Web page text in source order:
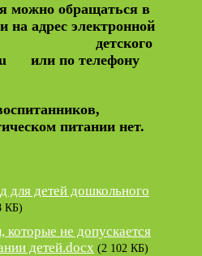
можно обращаться в
адрес электронной
ru или по телефону
питании нет.
детей дошкольного
КБ)
не допускается
детей.docx (2 102 КБ)